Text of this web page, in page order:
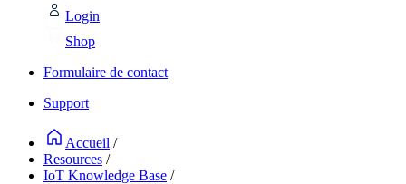
Login
Shop
Formulaire de contact
Support
Accueil /
Resources /
IoT Knowledge Base /